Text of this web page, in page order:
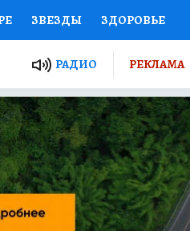
ЗВЕЗДЫ ЗДОРОВЬЕ
ПРОЕКТЫ РОССИИ
ПУТЕВОДИТЕЛЬ
ТУРИЗМ
ВСЕ О КП РАДИО КП
РАДИО РЕКЛАМА